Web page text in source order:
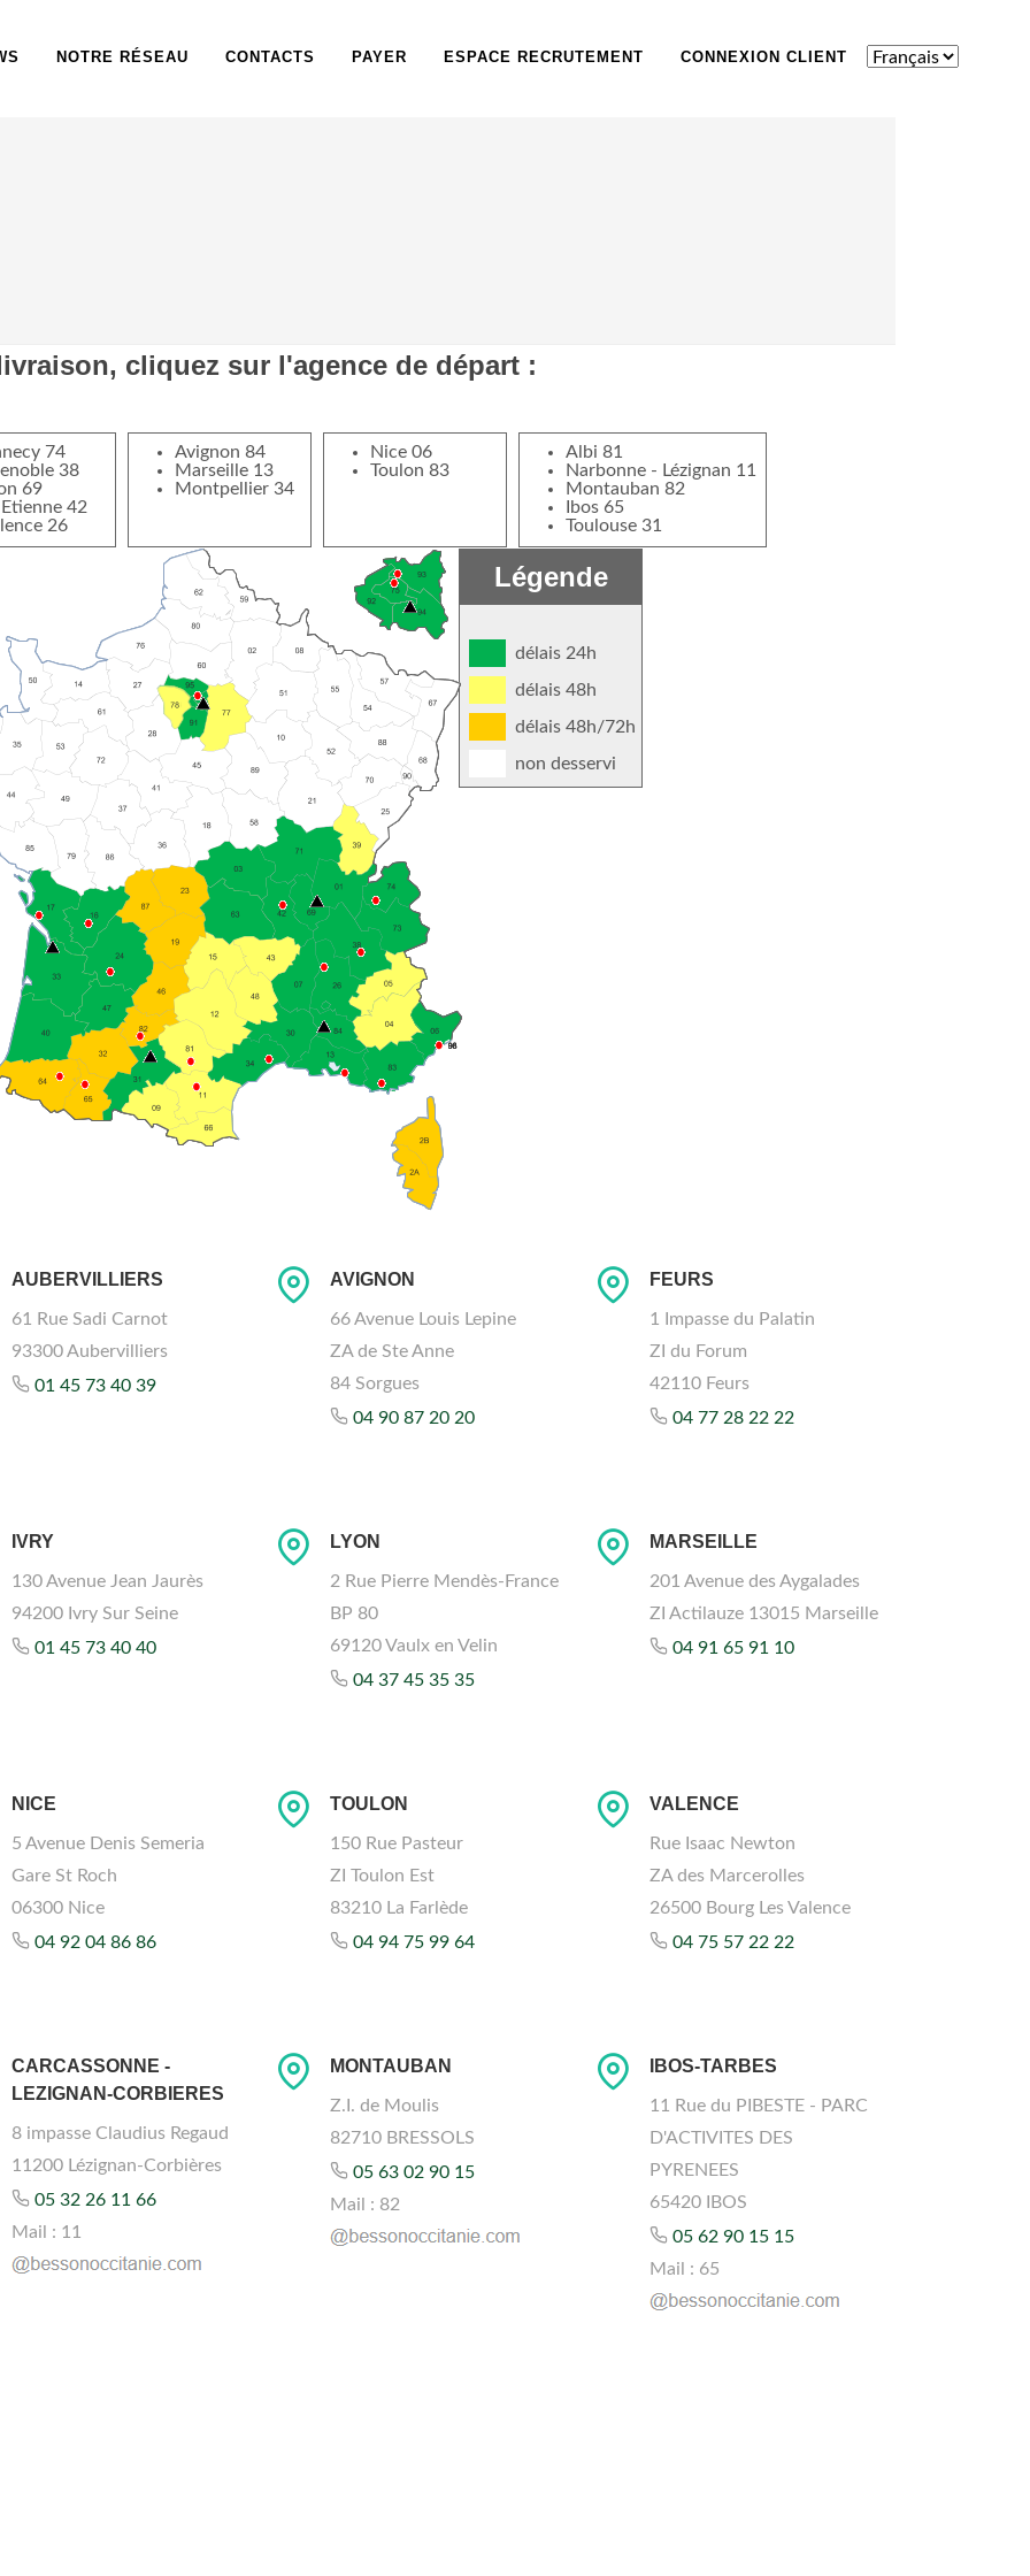
NOTRE RÉSEAU CONTACTS PAYER ESPACE RECRUTEMENT CONNEXION CLIENT
cliquez sur l'agence de départ :
74
38
69
42
26
Avignon 84
Marseille 13
Montpellier 34
Nice 06
Toulon 83
Albi 81
Narbonne - Lézignan 11
Montauban 82
Ibos 65
Toulouse 31
Légende
délais 24h
délais 48h
délais 48h/72h
non desservi
AUBERVILLIERS
61 Rue Sadi Carnot
93300 Aubervilliers
01 45 73 40 39
AVIGNON
66 Avenue Louis Lepine
ZA de Ste Anne
84 Sorgues
04 90 87 20 20
FEURS
1 Impasse du Palatin
ZI du Forum
42110 Feurs
04 77 28 22 22
IVRY
130 Avenue Jean Jaurès
94200 Ivry Sur Seine
01 45 73 40 40
LYON
2 Rue Pierre Mendès-France
BP 80
69120 Vaulx en Velin
04 37 45 35 35
MARSEILLE
201 Avenue des Aygalades
ZI Actilauze 13015 Marseille
04 91 65 91 10
NICE
5 Avenue Denis Semeria
Gare St Roch
06300 Nice
04 92 04 86 86
TOULON
150 Rue Pasteur
ZI Toulon Est
83210 La Farlède
04 94 75 99 64
VALENCE
Rue Isaac Newton
ZA des Marcerolles
26500 Bourg Les Valence
04 75 57 22 22
CARCASSONNE -
LEZIGNAN-CORBIERES
8 impasse Claudius Regaud
11200 Lézignan-Corbières
05 32 26 11 66
Mail : 11
MONTAUBAN
Z.I. de Moulis
82710 BRESSOLS
05 63 02 90 15
Mail : 82
IBOS-TARBES
11 Rue du PIBESTE - PARC
D'ACTIVITES DES
PYRENEES
65420 IBOS
05 62 90 15 15
Mail : 65